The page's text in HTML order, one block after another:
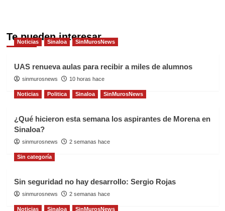
Te pueden interesar
Noticias Sinaloa SinMurosNews
UAS renueva aulas para recibir a miles de alumnos
sinmurosnews 10 horas hace
Noticias Politica Sinaloa SinMurosNews
¿Qué hicieron esta semana los aspirantes de Morena en
Sinaloa?
sinmurosnews 2 semanas hace
Sin categoría
Sin seguridad no hay desarrollo: Sergio Rojas
sinmurosnews 2 semanas hace
Noticias Sinaloa SinMurosNews